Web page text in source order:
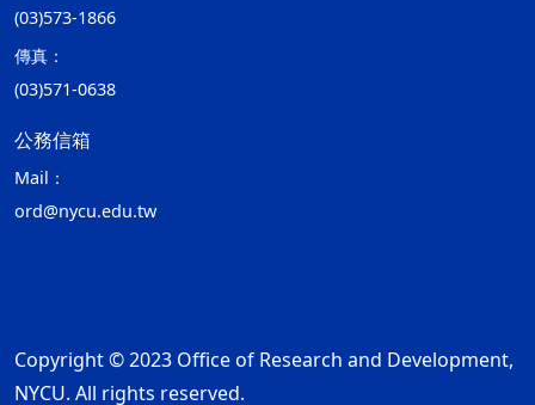
(03)573-1866
傳真：
(03)571-0638
公務信箱
Mail：
ord@nycu.edu.tw
Copyright © 2023 Office of Research and Development,
NYCU. All rights reserved.